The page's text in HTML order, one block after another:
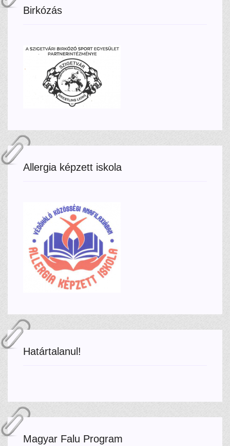
Birkózás
Allergia képzett iskola
Határtalanul!
Magyar Falu Program